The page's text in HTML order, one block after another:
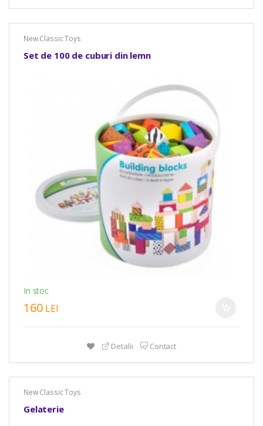
New Classic Toys
Set de 100 de cuburi din lemn
In stoc
160 LEI
Detalii Contact
New Classic Toys
Gelaterie